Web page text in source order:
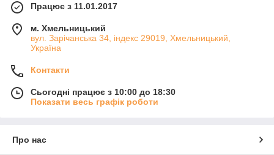
Працює з 11.01.2017
м. Хмельницький
вул. Зарічанська 34, індекс 29019, Хмельницький,
Україна
Контакти
Сьогодні працює з 10:00 до 18:30
Показати весь графік роботи
Про нас